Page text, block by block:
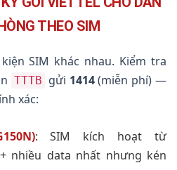
THEO SIM
SIM khác nhau. Kiểm tra
TTTB gửi 1414(miễn phí) —
xác:
: SIM kích hoạt từ
nhiều data nhất nhưng kén